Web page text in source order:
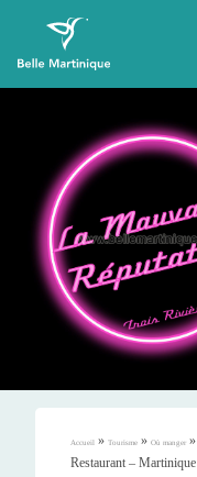
Accueil » Tourisme » Où manger »
Restaurant – Martinique